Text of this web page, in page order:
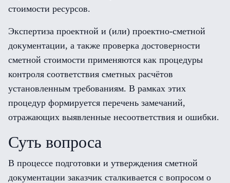
стоимости ресурсов.
Экспертиза проектной и (или) проектно-сметной
документации, а также проверка достоверности
сметной стоимости применяются как процедуры
контроля соответствия сметных расчётов
установленным требованиям. В рамках этих
процедур формируется перечень замечаний,
отражающих выявленные несоответствия и ошибки.
Суть вопроса
В процессе подготовки и утверждения сметной
документации заказчик сталкивается с вопросом о